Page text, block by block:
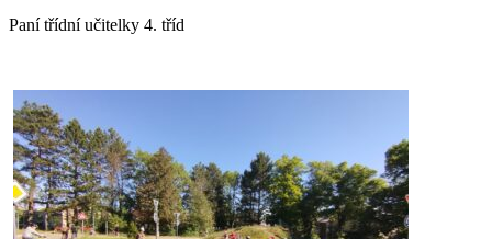
Paní třídní učitelky 4. tříd